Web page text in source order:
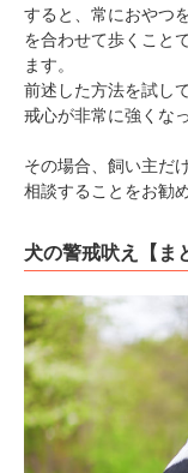
すると、常におやつ
を合わせて歩くこと
ます。
前述した方法を試し
戒心が非常に強くな
その場合、飼い主だ
相談することをお勧
犬の警戒吠え【ま